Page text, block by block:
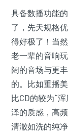
具备数播功能
了，先天规格
得好极了！当
老一辈的音响
阔的音场与更
的。比如重播
比CD的较为“
泽的质感，高
清澈如洗的纯